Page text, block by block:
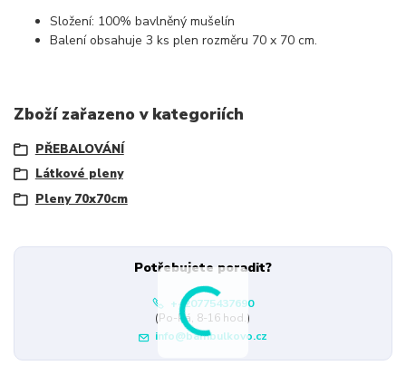
Složení: 100% bavlněný mušelín
Balení obsahuje 3 ks plen rozměru 70 x 70 cm.
Zboží zařazeno v kategoriích
PŘEBALOVÁNÍ
Látkové pleny
Pleny 70x70cm
Potřebujete poradit?
+420775437690
(Po-Pá, 8-16 hod.)
info@bambulkovo.cz